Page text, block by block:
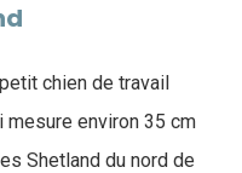
chien de travail
environ 35 cm
Shetland du nord de